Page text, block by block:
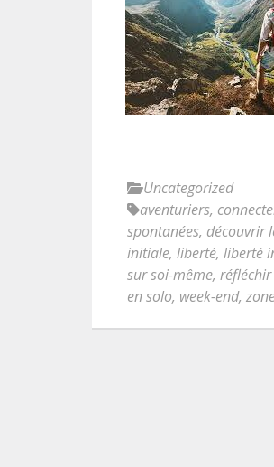
Uncategorized
aventuriers,
spontanées, découvrir
initiale, liberté, liberté
sur soi-même,
en solo, week-end,